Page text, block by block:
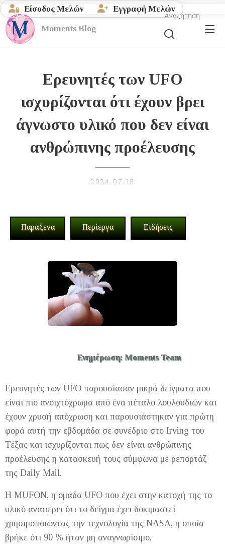
Είσοδος Μελών Εγγραφή Μελών
Moments Blog
Αναζήτηση
Ερευνητές των UFO
ισχυρίζονται ότι έχουν βρει
άγνωστο υλικό που δεν είναι
ανθρώπινης προέλευσης
2024-07-18
Παράξενα Περίεργα Ειδήσεις
Ενημέρωση: Moments Team
Ερευνητές των UFO παρουσίασαν μικρά δείγματα που
είναι πιο ανοιχτόχρωμα από ένα πέταλο λουλουδιών και
έχουν χρυσή απόχρωση και παρουσιάστηκαν για πρώτη
φορά αυτή την εβδομάδα σε συνέδριο στο Irving του
Τέξας και ισχυρίζονται πως δεν είναι ανθρώπινης
προέλευσης η κατασκευή τους σύμφωνα με ρεπορτάζ
της Daily Mail.
Η MUFON, η ομάδα UFO που έχει στην κατοχή της το
υλικό αναφέρει ότι το δείγμα έχει δοκιμαστεί
χρησιμοποιώντας την τεχνολογία της NASA, η οποία
βρήκε ότι 90 % ήταν μη αναγνωρίσιμο.